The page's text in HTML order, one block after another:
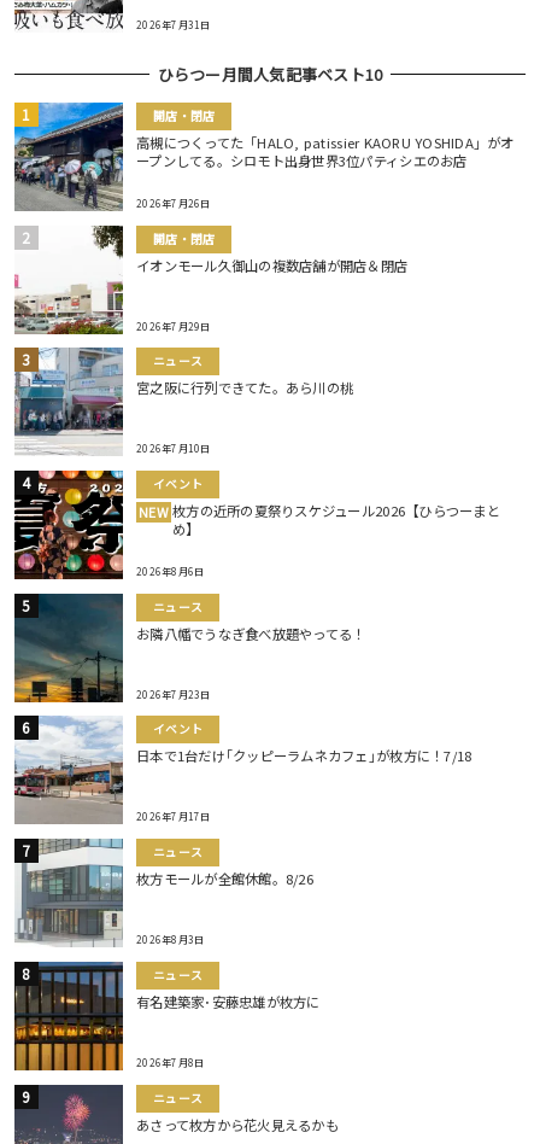
2026年7月31日
ひらつー月間人気記事ベスト10
開店・閉店
高槻につくってた「HALO, patissier KAORU YOSHIDA」がオ
ープンしてる。シロモト出身世界3位パティシエのお店
2026年7月26日
開店・閉店
イオンモール久御山の複数店舗が開店＆閉店
2026年7月29日
ニュース
宮之阪に行列できてた。あら川の桃
2026年7月10日
イベント
NEW 枚方の近所の夏祭りスケジュール2026【ひらつーまと
め】
2026年8月6日
ニュース
お隣八幡でうなぎ食べ放題やってる！
2026年7月23日
イベント
日本で1台だけ｢クッピーラムネカフェ｣が枚方に！7/18
2026年7月17日
ニュース
枚方モールが全館休館。8/26
2026年8月3日
ニュース
有名建築家･安藤忠雄が枚方に
2026年7月8日
ニュース
あさって枚方から花火見えるかも